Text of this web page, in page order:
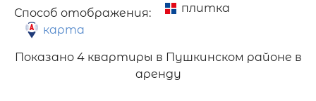
Способ отображения:
плитка
карта
Показано 4 квартиры в Пушкинском районе в
аренду